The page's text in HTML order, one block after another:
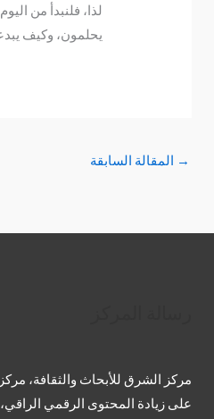
لذا، فلنبدأ من
يحلمون، وكيف
→ المقالة السابقة
مركز الشرق للأبحاث والثقافة،
على زيادة المحتوى الرقمي